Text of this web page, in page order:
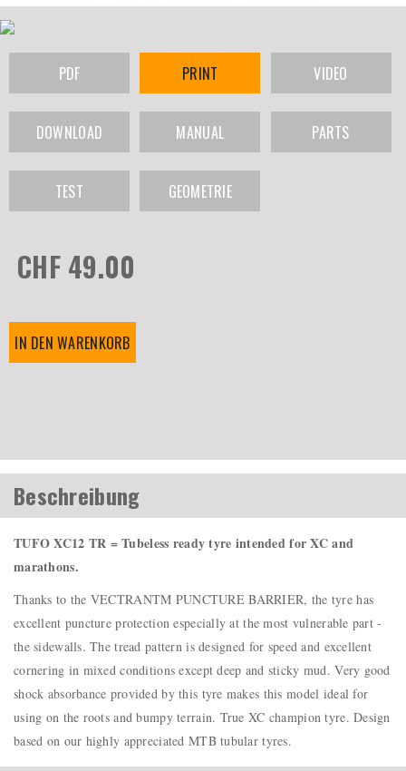
PDF PRINT VIDEO
DOWNLOAD MANUAL PARTS
TEST GEOMETRIE
CHF 49.00
IN DEN WARENKORB
Beschreibung
TUFO XC12 TR = Tubeless ready tyre intended for XC and
marathons.
Thanks to the VECTRANTM PUNCTURE BARRIER, the tyre has
excellent puncture protection especially at the most vulnerable part -
the sidewalls. The tread pattern is designed for speed and excellent
cornering in mixed conditions except deep and sticky mud. Very good
shock absorbance provided by this tyre makes this model ideal for
using on the roots and bumpy terrain. True XC champion tyre. Design
based on our highly appreciated MTB tubular tyres.